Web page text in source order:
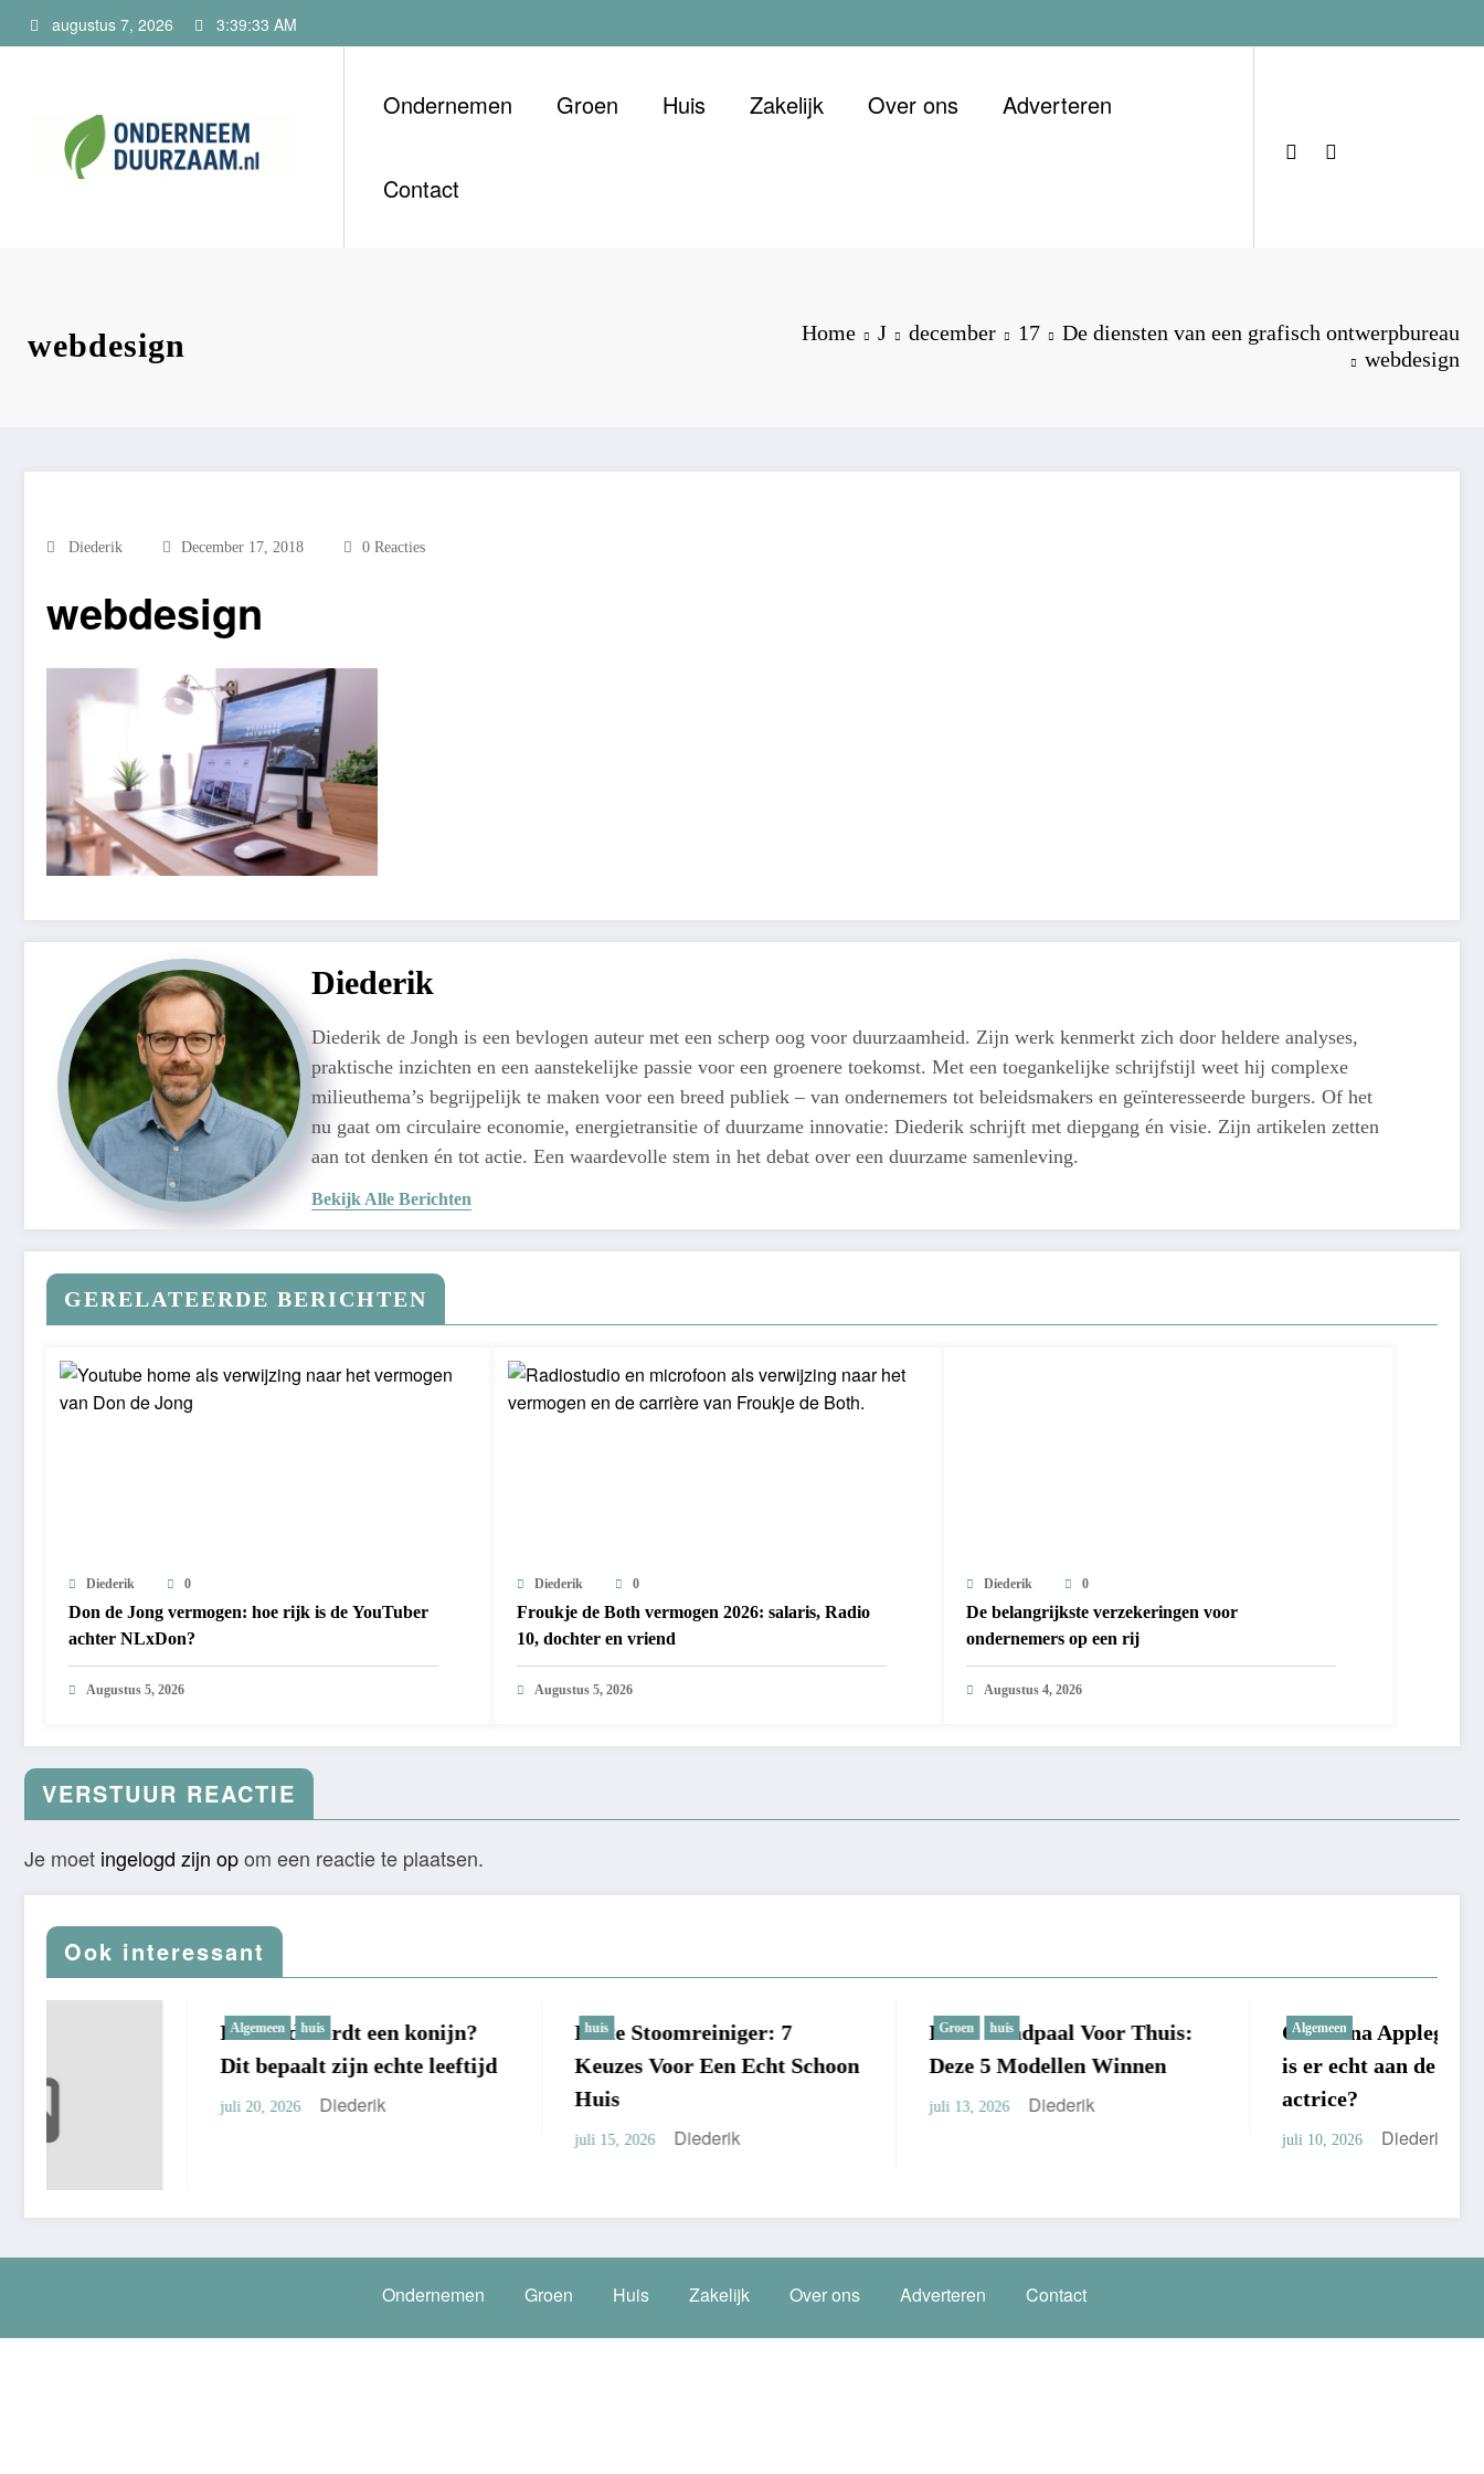
naar
augustus 7, 2026 3:39:34 AM
Onderneem Duurzaam
Ondernemen Groen Huis Zakelijk Over ons Adverteren
Contact
webdesign Home J december 17
De diensten van een grafisch ontwerpbureau
webdesign
Diederik December 17, 2018 0 Reacties
webdesign
Diederik
Diederik de Jongh is een bevlogen auteur met een scherp oog voor duurzaamheid. Zijn werk kenmerkt zich door heldere analyses,
praktische inzichten en een aanstekelijke passie voor een groenere toekomst. Met een toegankelijke schrijfstijl weet hij complexe
milieuthema’s begrijpelijk te maken voor een breed publiek – van ondernemers tot beleidsmakers en geïnteresseerde burgers. Of het
nu gaat om circulaire economie, energietransitie of duurzame innovatie: Diederik schrijft met diepgang én visie. Zijn artikelen zetten
aan tot denken én tot actie. Een waardevolle stem in het debat over een duurzame samenleving.
Bekijk Alle Berichten
GERELATEERDE BERICHTEN
Diederik 0
Don de Jong vermogen: hoe rijk is de YouTuber
achter NLxDon?
Augustus 5, 2026
Diederik 0
Froukje de Both vermogen 2026: salaris, Radio
10, dochter en vriend
Augustus 5, 2026
Diederik 0
De belangrijkste verzekeringen voor
ondernemers op een rij
Augustus 4, 2026
VERSTUUR REACTIE
Je moet ingelogd zijn opom een reactie te plaatsen.
Ook interessant
Hoe oud wordt een konijn?
Dit bepaalt zijn echte leeftijd
Diederik
huis
Beste Stoomreiniger: 7
Keuzes Voor Een Echt Schoon
Diederik
Groen
Beste Laadpaal Voor Thuis:
Deze 5 Modellen Winnen
Diederik
Algemeen
Christina Applegate ziek: wat
is er echt aan de hand met de
Diederik